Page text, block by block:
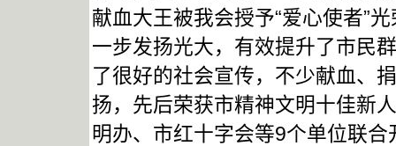
献血大王被我会授予“爱心使者”
一步发扬光大，有效提升了市民
了很好的社会宣传，不少献血、
扬，先后荣获市精神文明十佳新
明办、市红十字会等9个单位联合